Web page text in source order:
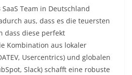
Team in Deutschland
aus, dass es die teuersten
dass diese perfekt
Kombination aus lokaler
Usercentrics) und globalen
Slack) schafft eine robuste